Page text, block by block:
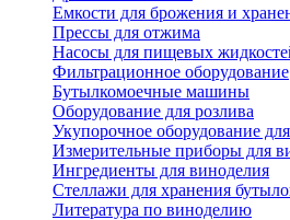
Емкости для брожения и
Прессы для отжима
Насосы для пищевых
Фильтрационное оборудование
Бутылкомоечные машины
Оборудование для розлива
Укупорочное оборудование
Измерительные приборы для
Ингредиенты для виноделия
Стеллажи для хранения
Литература по виноделию